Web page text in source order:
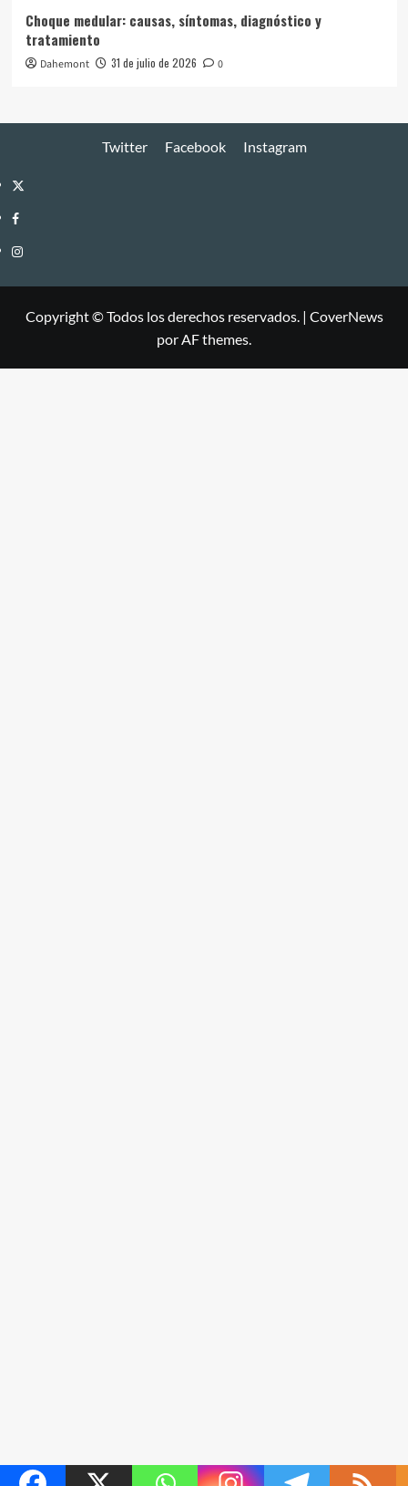
Choque medular: causas, síntomas, diagnóstico y
tratamiento
Dahemont 31 de julio de 2026 0
Twitter Facebook Instagram
Twitter
Facebook
Instagram
Copyright © Todos los derechos reservados. | CoverNews
por AF themes.